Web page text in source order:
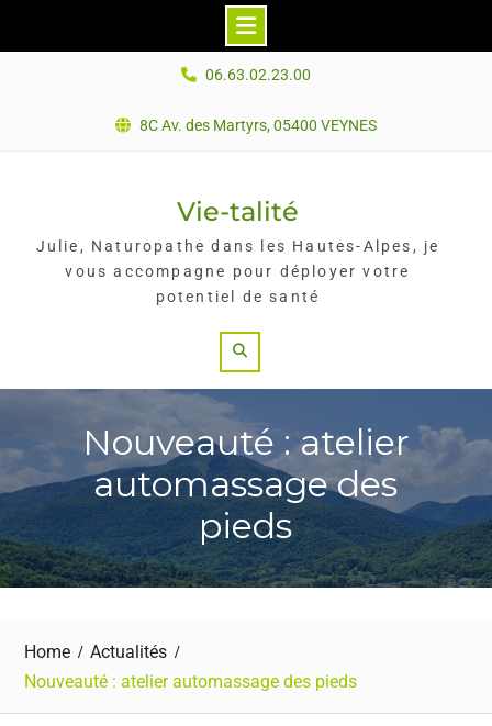
06.63.02.23.00
8C Av. des Martyrs, 05400 VEYNES
Vie-talité
Julie, Naturopathe dans les Hautes-Alpes, je
vous accompagne pour déployer votre
potentiel de santé
Nouveauté : atelier
automassage des
pieds
Home
Actualités
Nouveauté : atelier automassage des pieds